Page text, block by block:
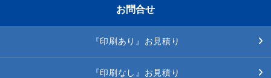
お問合せ
『印刷あり』お見積り
『印刷なし』お見積り